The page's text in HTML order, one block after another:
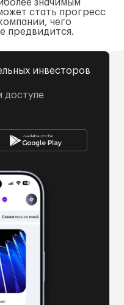
значимым
стать прогресс
чего
предвидится.
инвесторов
доступе